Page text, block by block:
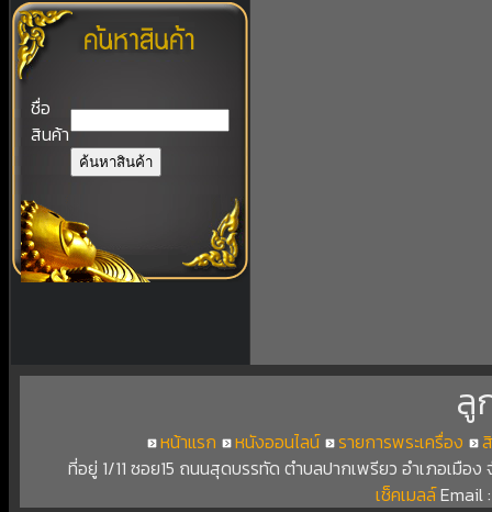
ชื่อ
สินค้า
ลู
หน้าแรก หนังออนไลน์ รายการพระเครื่อง
ที่อยู่ 1/11 ซอย15 ถนนสุดบรรทัด ตำบลปากเพรียว อำเภอเมือ
เช็คเมลล์Email